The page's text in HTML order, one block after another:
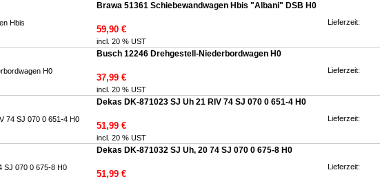
Brawa 51361 Schiebewandwagen Hbis "Albani" DSB H0
59,90 €
incl. 20 % UST
Lieferzeit:
Busch 12246 Drehgestell-Niederbordwagen H0
37,99 €
incl. 20 % UST
Lieferzeit:
Dekas DK-871023 SJ Uh 21 RIV 74 SJ 070 0 651-4 H0
51,99 €
incl. 20 % UST
Lieferzeit:
Dekas DK-871032 SJ Uh, 20 74 SJ 070 0 675-8 H0
51,99 €
Lieferzeit: